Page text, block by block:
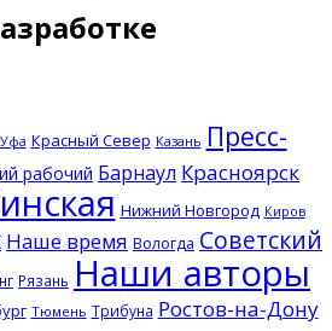
Уфа Красный Север Казань Пресс-
рабочий Барнаул Красноярск
Нижний Новгород Киров
Наше время Вологда Советский
Рязань Наши авторы
Тюмень Трибуна Ростов-на-Дону